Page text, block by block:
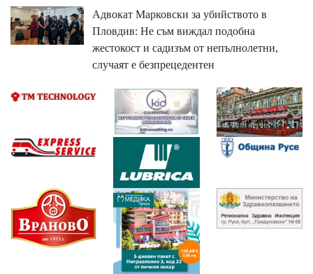
Адвокат Марковски за убийството в
Пловдив: Не съм виждал подобна
жестокост и садизъм от непълнолетни,
случаят е безпрецедентен